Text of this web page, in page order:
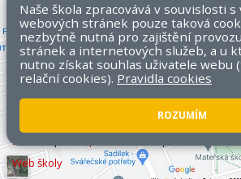
stránek
Web školy
Naše škola zpracovává v souvislosti s
webových stránek pouze taková
nezbytně nutná pro zajištění
stránek a internetových služeb, a u
nutno získat souhlas uživatele webu
relační cookies). Pravidla cookies
ROZUMÍM